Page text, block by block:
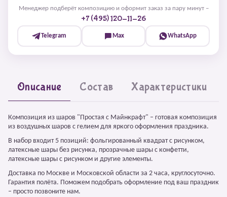
Менеджер подберёт композицию и оформит заказ за пару минут –
+7 (495) 120-11-26
Telegram Max WhatsApp
Описание Состав Характеристики
Композиция из шаров "Простая с Майнкрафт" – готовая композиция
из воздушных шаров с гелием для яркого оформления праздника.
В набор входит 5 позиций: фольгированный квадрат с рисунком,
латексные шары без рисунка, прозрачные шары с конфетти,
латексные шары с рисунком и другие элементы.
Доставка по Москве и Московской области за 2 часа, круглосуточно.
Гарантия полёта. Поможем подобрать оформление под ваш праздник
– просто позвоните нам.